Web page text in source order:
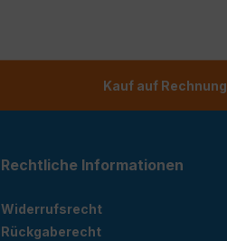
Kauf auf Rechnung
Rechtliche Informationen
Widerrufsrecht
Rückgaberecht